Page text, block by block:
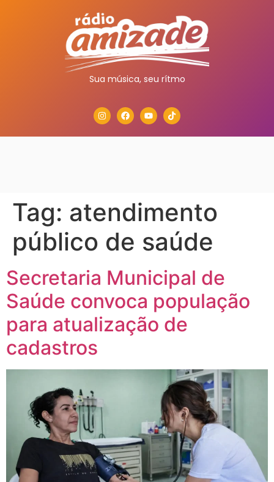
Sua música, seu rítmo
Tag: atendimento
público de saúde
Secretaria Municipal de
Saúde convoca população
para atualização de
cadastros